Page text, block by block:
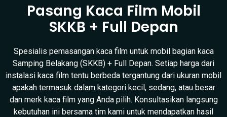
Pasang Kaca Film Mobil
SKKB + Full Depan
Spesialis pemasangan kaca film untuk mobil bagian kaca
Samping Belakang (SKKB) + Full Depan. Setiap harga dari
instalasi kaca film tentu berbeda tergantung dari ukuran mobil
apakah termasuk dalam kategori kecil, sedang, atau besar
dan merk kaca film yang Anda pilih. Konsultasikan langsung
kebutuhan ini bersama tim kami untuk mendapatkan hasil